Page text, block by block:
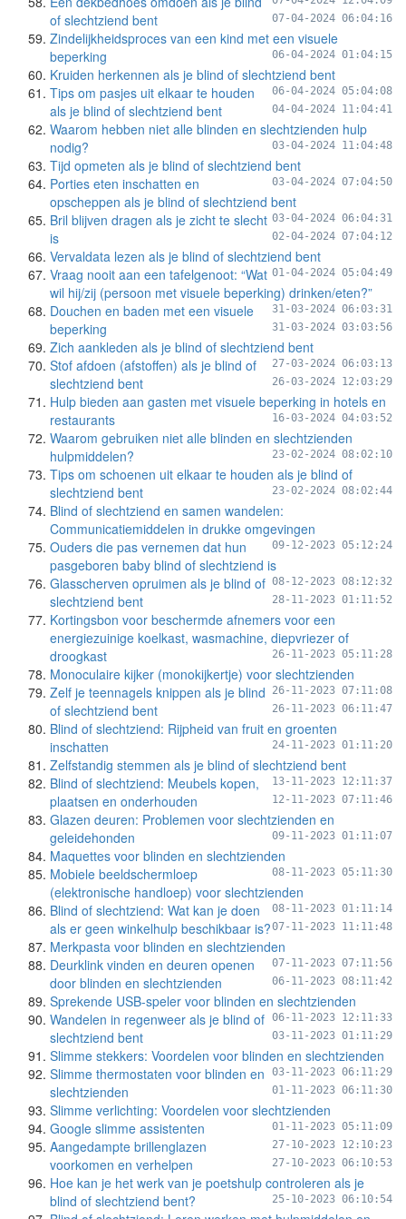
of slechtziend bent
07-04-2024 06:04:16
Zindelijkheidsproces van een kind met een visuele
beperking
06-04-2024 01:04:15
Kruiden herkennen als je blind of slechtziend bent
06-04-2024 05:04:08
Tips om pasjes uit elkaar te houden
als je blind of slechtziend bent
04-04-2024 11:04:41
Waarom hebben niet alle blinden en slechtzienden hulp
nodig?
03-04-2024 11:04:48
Tijd opmeten als je blind of slechtziend bent
03-04-2024 07:04:50
Porties eten inschatten en
opscheppen als je blind of slechtziend bent
03-04-2024 06:04:31
Bril blijven dragen als je zicht te slecht
is
02-04-2024 07:04:12
Vervaldata lezen als je blind of slechtziend bent
01-04-2024 05:04:49
Vraag nooit aan een tafelgenoot: “Wat
wil hij/zij (persoon met visuele beperking) drinken/eten?”
31-03-2024 06:03:31
Douchen en baden met een visuele
beperking
31-03-2024 03:03:56
Zich aankleden als je blind of slechtziend bent
27-03-2024 06:03:13
Stof afdoen (afstoffen) als je blind of
slechtziend bent
26-03-2024 12:03:29
Hulp bieden aan gasten met visuele beperking in hotels en
restaurants
16-03-2024 04:03:52
Waarom gebruiken niet alle blinden en slechtzienden
hulpmiddelen?
23-02-2024 08:02:10
Tips om schoenen uit elkaar te houden als je blind of
slechtziend bent
23-02-2024 08:02:44
Blind of slechtziend en samen wandelen:
Communicatiemiddelen in drukke omgevingen
09-12-2023 05:12:24
Ouders die pas vernemen dat hun
pasgeboren baby blind of slechtziend is
08-12-2023 08:12:32
Glasscherven opruimen als je blind of
slechtziend bent
28-11-2023 01:11:52
Kortingsbon voor beschermde afnemers voor een
energiezuinige koelkast, wasmachine, diepvriezer of
droogkast
26-11-2023 05:11:28
Monoculaire kijker (monokijkertje) voor slechtzienden
26-11-2023 07:11:08
Zelf je teennagels knippen als je blind
of slechtziend bent
26-11-2023 06:11:47
Blind of slechtziend: Rijpheid van fruit en groenten
inschatten
24-11-2023 01:11:20
Zelfstandig stemmen als je blind of slechtziend bent
13-11-2023 12:11:37
Blind of slechtziend: Meubels kopen,
plaatsen en onderhouden
12-11-2023 07:11:46
Glazen deuren: Problemen voor slechtzienden en
geleidehonden
09-11-2023 01:11:07
Maquettes voor blinden en slechtzienden
08-11-2023 05:11:30
Mobiele beeldschermloep
(elektronische handloep) voor slechtzienden
08-11-2023 01:11:14
Blind of slechtziend: Wat kan je doen
als er geen winkelhulp beschikbaar is?07-11-2023 11:11:48
Merkpasta voor blinden en slechtzienden
07-11-2023 07:11:56
Deurklink vinden en deuren openen
door blinden en slechtzienden
06-11-2023 08:11:42
Sprekende USB-speler voor blinden en slechtzienden
06-11-2023 12:11:33
Wandelen in regenweer als je blind of
slechtziend bent
03-11-2023 01:11:29
Slimme stekkers: Voordelen voor blinden en slechtzienden
03-11-2023 06:11:29
Slimme thermostaten voor blinden en
slechtzienden
01-11-2023 06:11:30
Slimme verlichting: Voordelen voor slechtzienden
01-11-2023 05:11:09
Google slimme assistenten
27-10-2023 12:10:23
Aangedampte brillenglazen
voorkomen en verhelpen
27-10-2023 06:10:53
Hoe kan je het werk van je poetshulp controleren als je
blind of slechtziend bent?
25-10-2023 06:10:54